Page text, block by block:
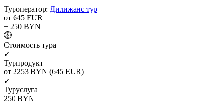
Туроператор: Дилижанс тур
от 645 EUR
+ 250 BYN
Cтоимость тура
✓
Турпродукт
от 2253 BYN (645 EUR)
✓
Туруслуга
250 BYN